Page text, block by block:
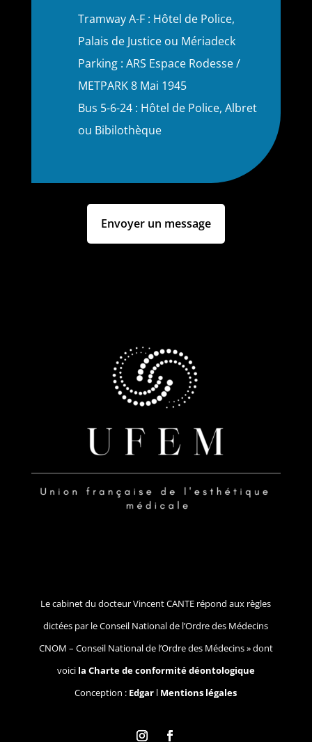
Tramway A-F : Hôtel de Police,
Palais de Justice ou Mériadeck
Parking : ARS Espace Rodesse /
METPARK 8 Mai 1945
Bus 5-6-24 : Hôtel de Police, Albret
ou Bibilothèque
Envoyer un message
Le cabinet du docteur Vincent CANTE répond aux règles
dictées par le Conseil National de l’Ordre des Médecins
CNOM – Conseil National de l’Ordre des Médecins » dont
voici la Charte de conformité déontologique
Conception : Edgar l Mentions légales